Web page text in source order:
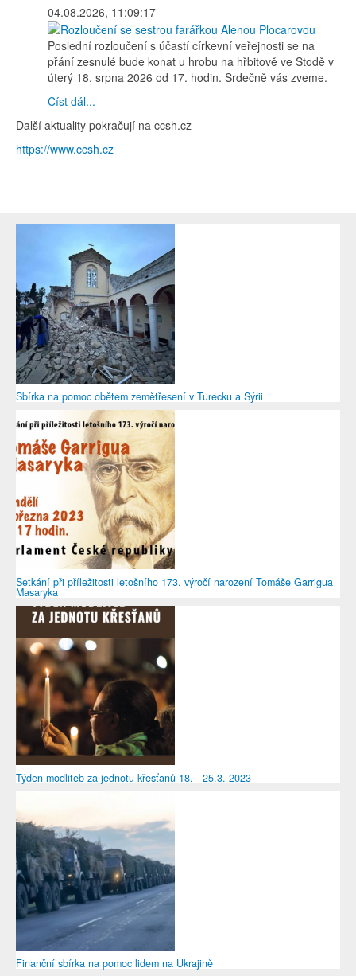
04.08.2026, 11:09:17
Poslední rozloučení s účastí církevní veřejnosti se na
přání zesnulé bude konat u hrobu na hřbitově ve Stodě v
úterý 18. srpna 2026 od 17. hodin. Srdečně vás zveme.
Číst dál...
Další aktuality pokračují na ccsh.cz
https://www.ccsh.cz
Sbírka na pomoc obětem zemětřesení v Turecku a Sýrii
Setkání při příležitosti letošního 173. výročí narození Tomáše Garrigua
Masaryka
Týden modliteb za jednotu křesťanů 18. - 25.3. 2023
Finanční sbírka na pomoc lidem na Ukrajině